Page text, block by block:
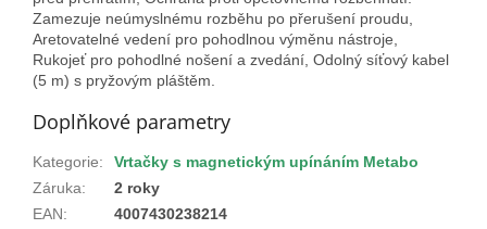
Zamezuje neúmyslnému rozběhu po přerušení proudu,
Aretovatelné vedení pro pohodlnou výměnu nástroje,
Rukojeť pro pohodlné nošení a zvedání, Odolný síťový kabel
(5 m) s pryžovým pláštěm.
Doplňkové parametry
Kategorie:
Vrtačky s magnetickým upínáním Metabo
Záruka:
2 roky
EAN: 4007430238214